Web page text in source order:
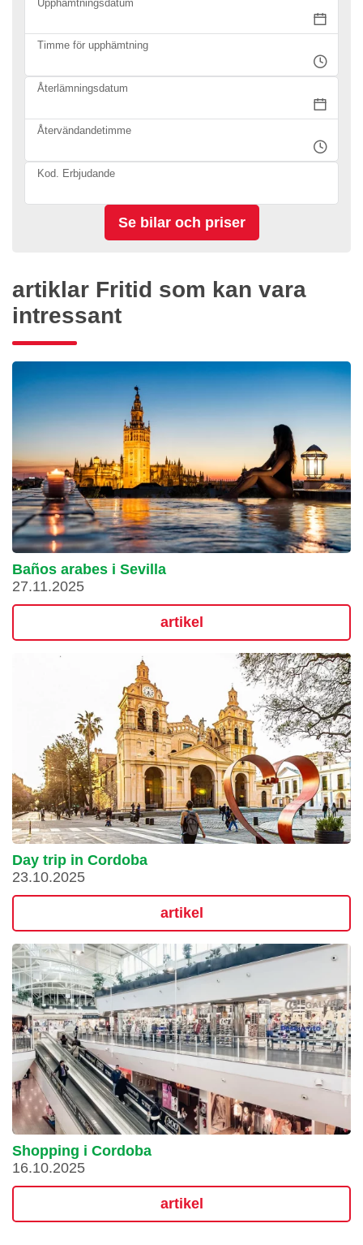
Upphämtningsdatum
Timme för upphämtning
Återlämningsdatum
Återvändandetimme
Kod. Erbjudande
artiklar Fritid som kan vara
intressant
Baños arabes i Sevilla
27.11.2025
artikel
Day trip in Cordoba
23.10.2025
artikel
Shopping i Cordoba
16.10.2025
artikel